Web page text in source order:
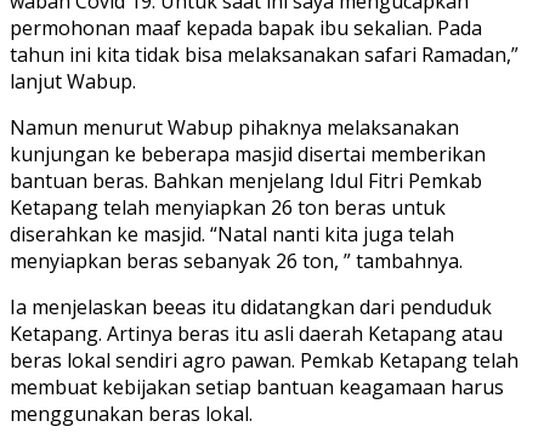
permohonan maaf kepada bapak ibu sekalian. Pada
tahun ini kita tidak bisa melaksanakan safari Ramadan,”
lanjut Wabup.
Namun menurut Wabup pihaknya melaksanakan
kunjungan ke beberapa masjid disertai memberikan
bantuan beras. Bahkan menjelang Idul Fitri Pemkab
Ketapang telah menyiapkan 26 ton beras untuk
diserahkan ke masjid. “Natal nanti kita juga telah
menyiapkan beras sebanyak 26 ton, ” tambahnya.
Ia menjelaskan beeas itu didatangkan dari penduduk
Ketapang. Artinya beras itu asli daerah Ketapang atau
beras lokal sendiri agro pawan. Pemkab Ketapang telah
membuat kebijakan setiap bantuan keagamaan harus
menggunakan beras lokal.